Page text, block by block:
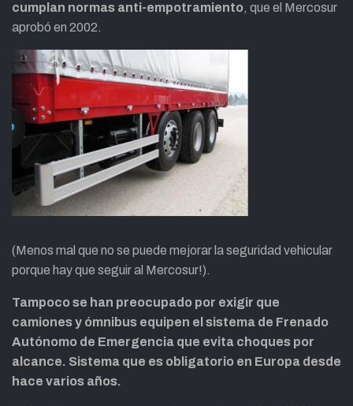
cumplan normas anti-empotramiento, que el Mercosur
aprobó en 2002.
(Menos mal que no se puede mejorar la seguridad vehicular
porque hay que seguir al Mercosur!).
Tampoco se han preocupado por exigir que
camiones y ómnibus equipen el sistema de Frenado
Autónomo de Emergencia que evita choques por
alcance. Sistema que es obligatorio en Europa desde
hace varios años.